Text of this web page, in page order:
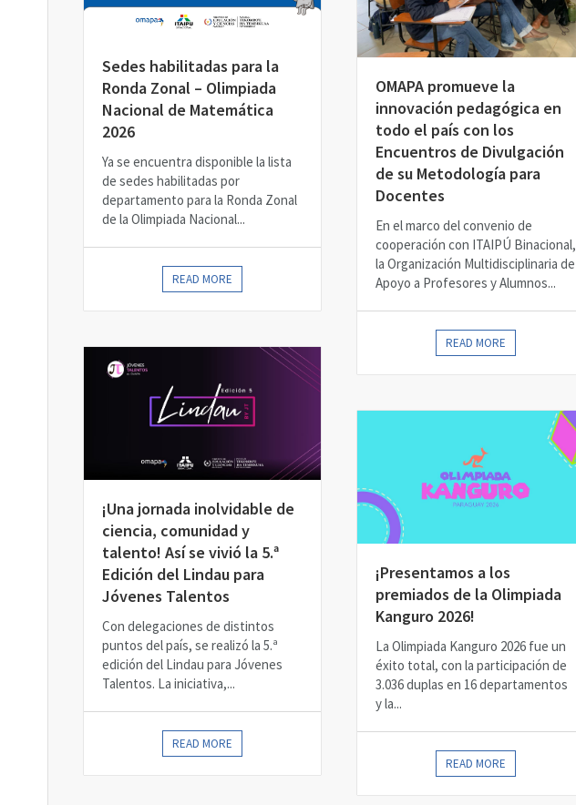
Sedes habilitadas para la
Ronda Zonal – Olimpiada
Nacional de Matemática
2026
Ya se encuentra disponible la lista
de sedes habilitadas por
departamento para la Ronda Zonal
de la Olimpiada Nacional...
READ MORE
OMAPA promueve la
innovación pedagógica en
todo el país con los
Encuentros de Divulgación
de su Metodología para
Docentes
En el marco del convenio de
cooperación con ITAIPÚ Binacional,
la Organización Multidisciplinaria de
Apoyo a Profesores y Alumnos...
READ MORE
¡Una jornada inolvidable de
ciencia, comunidad y
talento! Así se vivió la 5.ª
Edición del Lindau para
Jóvenes Talentos
Con delegaciones de distintos
puntos del país, se realizó la 5.ª
edición del Lindau para Jóvenes
Talentos. La iniciativa,...
READ MORE
¡Presentamos a los
premiados de la Olimpiada
Kanguro 2026!
La Olimpiada Kanguro 2026 fue un
éxito total, con la participación de
3.036 duplas en 16 departamentos
y la...
READ MORE